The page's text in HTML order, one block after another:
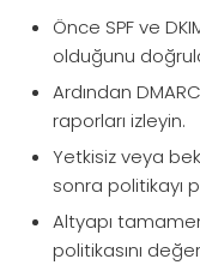
Önce SPF ve
olduğunu
Ardından
raporları izleyin.
Yetkisiz veya
sonra politikayı
Altyapı
politikasını